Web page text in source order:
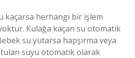
kaçarsa herhangi bir işlem
Kulağa kaçan su otomatik
su yutarsa ​​hapşırma veya
suyu otomatik olarak